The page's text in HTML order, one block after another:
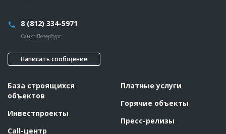
8 (812) 334-5971
Санкт-Петербург
Написать сообщение
База строящихся
объектов
Инвестпроекты
Call-центр
Платные услуги
Горячие объекты
Пресс-релизы